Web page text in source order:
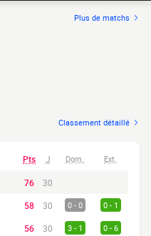
Plus de matchs
Classement détaillé
Pts J Dom. Ext.
76
30
58 30 0 - 0 0 - 1
56 30 3 - 1 0 - 6